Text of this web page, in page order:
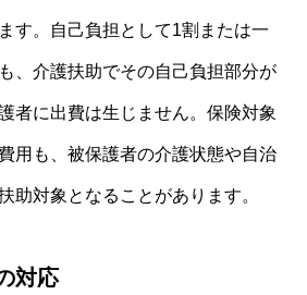
す。自己負担として1割または一
、介護扶助でその自己負担部分が
者に出費は生じません。保険対象
用も、被保護者の介護状態や自治
助対象となることがあります。
対応